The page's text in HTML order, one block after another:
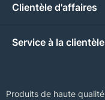
Clientèle d'affaires
Service à la clientèle
Produits de haute